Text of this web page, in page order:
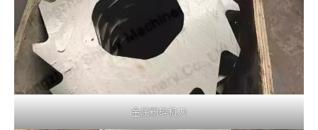
金属粉碎机刀